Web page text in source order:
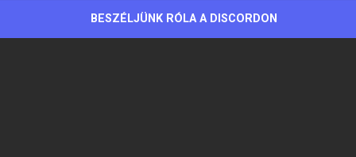
BESZÉLJÜNK RÓLA A DISCORDON